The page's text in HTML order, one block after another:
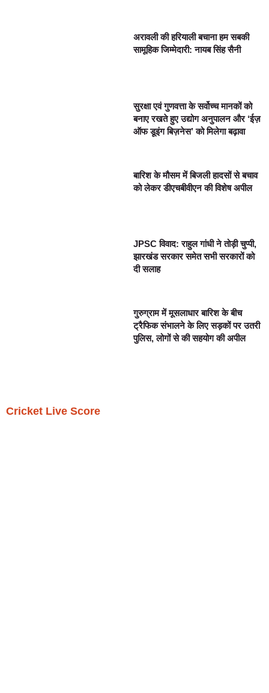
अरावली की हरियाली बचाना हम सबकी
सामूहिक जिम्मेदारी: नायब सिंह सैनी
सुरक्षा एवं गुणवत्ता के सर्वोच्च मानकों को
बनाए रखते हुए उद्योग अनुपालन और ‘ईज़
ऑफ डूइंग बिज़नेस’ को मिलेगा बढ़ावा
बारिश के मौसम में बिजली हादसों से बचाव
को लेकर डीएचबीवीएन की विशेष अपील
JPSC विवाद: राहुल गांधी ने तोड़ी चुप्पी,
झारखंड सरकार समेत सभी सरकारों को
दी सलाह
गुरुग्राम में मूसलाधार बारिश के बीच
ट्रैफिक संभालने के लिए सड़कों पर उतरी
पुलिस, लोगों से की सहयोग की अपील
Cricket Live Score